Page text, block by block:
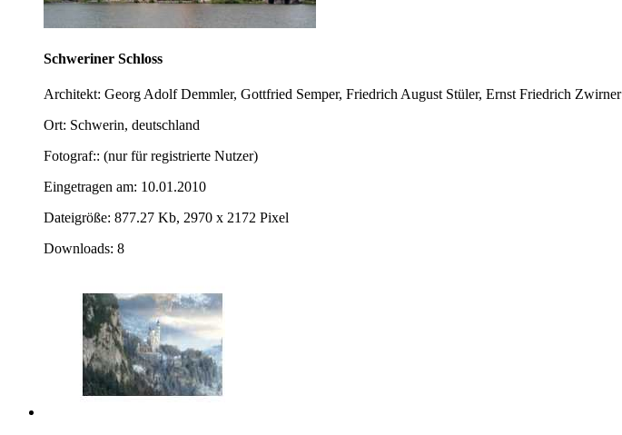
Schweriner Schloss
Architekt: Georg Adolf Demmler, Gottfried Semper, Friedrich August Stüler, Ernst Friedrich Zwirner
Ort: Schwerin, deutschland
Fotograf:: (nur für registrierte Nutzer)
Eingetragen am: 10.01.2010
Dateigröße: 877.27 Kb, 2970 x 2172 Pixel
Downloads: 8